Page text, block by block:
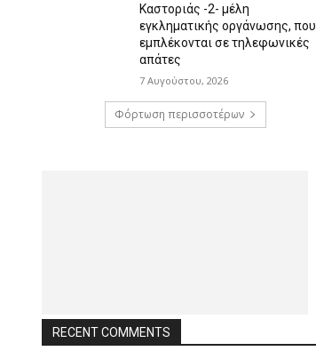
Καστοριάς -2- μέλη
εγκληματικής οργάνωσης, που
εμπλέκονται σε τηλεφωνικές
απάτες
7 Αυγούστου, 2026
Φόρτωση περισσοτέρων
RECENT COMMENTS